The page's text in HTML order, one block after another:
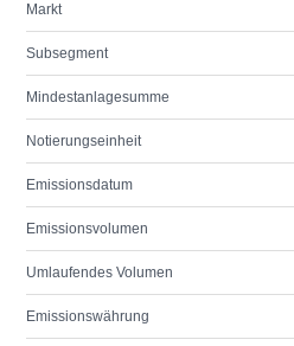
Markt
Subsegment
Mindestanlagesumme
Notierungseinheit
Emissionsdatum
Emissionsvolumen
Umlaufendes Volumen
Emissionswährung